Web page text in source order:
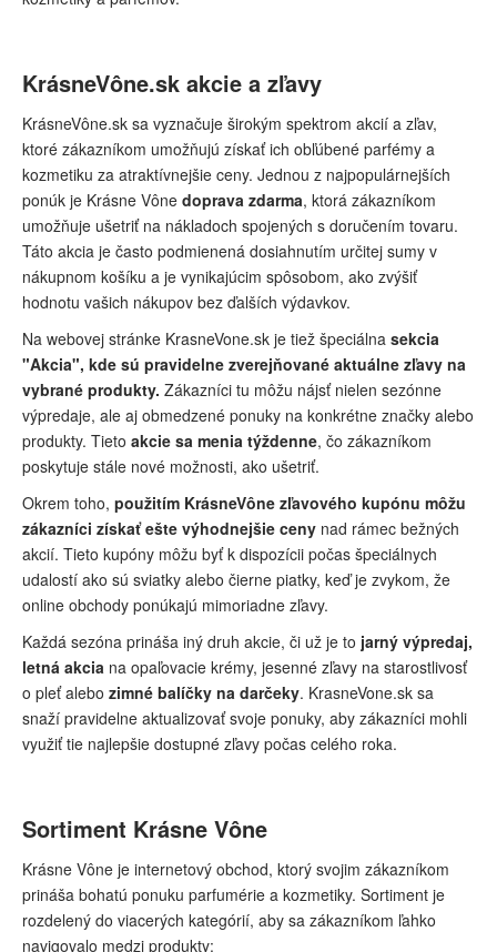
KrásneVône.sk akcie a zľavy
KrásneVône.sk sa vyznačuje širokým spektrom akcií a zľav,
ktoré zákazníkom umožňujú získať ich obľúbené parfémy a
kozmetiku za atraktívnejšie ceny. Jednou z najpopulárnejších
ponúk je Krásne Vône doprava zdarma, ktorá zákazníkom
umožňuje ušetriť na nákladoch spojených s doručením tovaru.
Táto akcia je často podmienená dosiahnutím určitej sumy v
nákupnom košíku a je vynikajúcim spôsobom, ako zvýšiť
hodnotu vašich nákupov bez ďalších výdavkov.
Na webovej stránke KrasneVone.sk je tiež špeciálna sekcia
"Akcia", kde sú pravidelne zverejňované aktuálne zľavy na
vybrané produkty. Zákazníci tu môžu nájsť nielen sezónne
výpredaje, ale aj obmedzené ponuky na konkrétne značky alebo
produkty. Tieto akcie sa menia týždenne, čo zákazníkom
poskytuje stále nové možnosti, ako ušetriť.
Okrem toho, použitím KrásneVône zľavového kupónu môžu
zákazníci získať ešte výhodnejšie ceny nad rámec bežných
akcií. Tieto kupóny môžu byť k dispozícii počas špeciálnych
udalostí ako sú sviatky alebo čierne piatky, keď je zvykom, že
online obchody ponúkajú mimoriadne zľavy.
Každá sezóna prináša iný druh akcie, či už je to jarný výpredaj,
letná akcia na opaľovacie krémy, jesenné zľavy na starostlivosť
o pleť alebo zimné balíčky na darčeky. KrasneVone.sk sa
snaží pravidelne aktualizovať svoje ponuky, aby zákazníci mohli
využiť tie najlepšie dostupné zľavy počas celého roka.
Sortiment Krásne Vône
Krásne Vône je internetový obchod, ktorý svojim zákazníkom
prináša bohatú ponuku parfumérie a kozmetiky. Sortiment je
rozdelený do viacerých kategórií, aby sa zákazníkom ľahko
navigovalo medzi produkty: